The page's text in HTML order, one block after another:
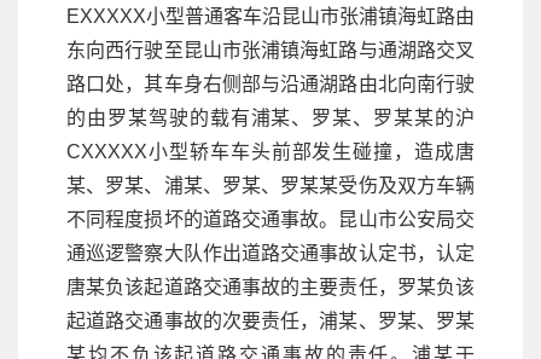
EXXXXX小型普通客车沿昆山市张浦镇海虹路由
东向西行驶至昆山市张浦镇海虹路与通湖路交叉
路口处，其车身右侧部与沿通湖路由北向南行驶
的由罗某驾驶的载有浦某、罗某、罗某某的沪
CXXXXX小型轿车车头前部发生碰撞，造成唐
某、罗某、浦某、罗某、罗某某受伤及双方车辆
不同程度损坏的道路交通事故。昆山市公安局交
通巡逻警察大队作出道路交通事故认定书，认定
唐某负该起道路交通事故的主要责任，罗某负该
起道路交通事故的次要责任，浦某、罗某、罗某
某均不负该起道路交通事故的责任。浦某于